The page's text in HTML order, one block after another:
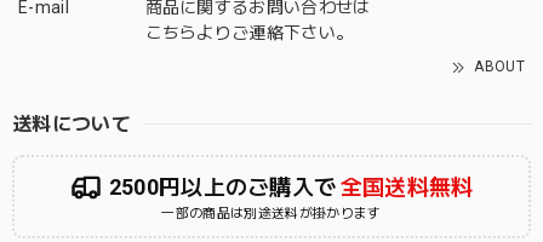
E-mail
商品に関するお問い合わせは
こちらよりご連絡下さい。
ABOUT
送料について
2500円以上のご購入で全国送料無料
一部の商品は別途送料が掛かります